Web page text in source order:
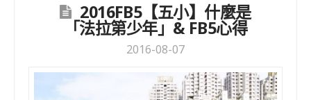
2016FB5【五小】什麼是
「法拉第少年」& FB5心得
2016-08-07